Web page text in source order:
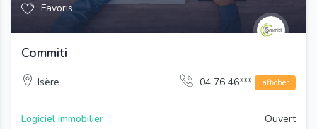
Favoris
Commiti
Isère 04 76 46*** afficher
Logiciel immobilier Ouvert